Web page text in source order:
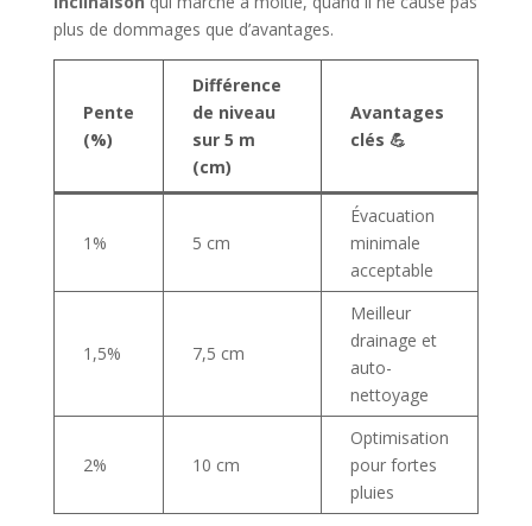
plus de dommages que d’avantages.
Pente
(%)
Différence
de niveau
sur 5 m
(cm)
Avantages
clés 💪
1% 5 cm
Évacuation
minimale
acceptable
1,5% 7,5 cm
Meilleur
drainage et
auto-
nettoyage
2% 10 cm
Optimisation
pour fortes
pluies